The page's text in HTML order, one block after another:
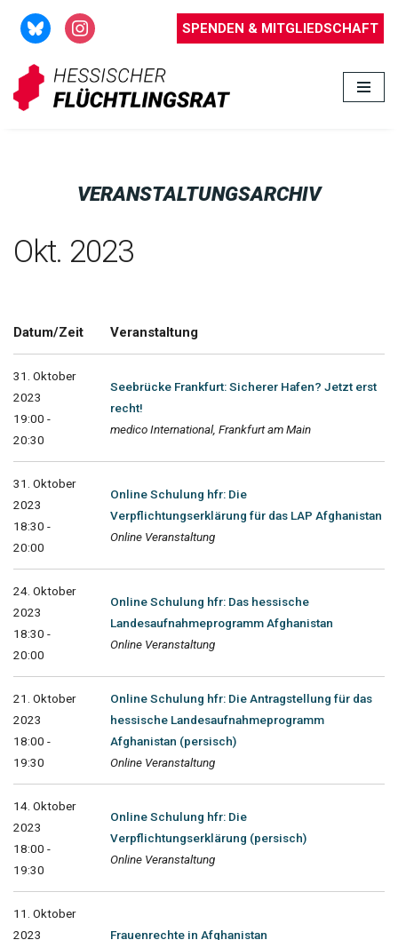
Zum
Inhalt
springen
SPENDEN & MITGLIEDSCHAFT
VERANSTALTUNGSARCHIV
Okt. 2023
Datum/Zeit Veranstaltung
31. Oktober
2023
19:00 -
20:30
Seebrücke Frankfurt: Sicherer Hafen? Jetzt erst
recht!
medico International, Frankfurt am Main
31. Oktober
2023
18:30 -
20:00
Online Schulung hfr: Die
Verpflichtungserklärung für das LAP Afghanistan
Online Veranstaltung
24. Oktober
2023
18:30 -
20:00
Online Schulung hfr: Das hessische
Landesaufnahmeprogramm Afghanistan
Online Veranstaltung
21. Oktober
2023
18:00 -
19:30
Online Schulung hfr: Die Antragstellung für das
hessische Landesaufnahmeprogramm
Afghanistan (persisch)
Online Veranstaltung
14. Oktober
2023
18:00 -
19:30
Online Schulung hfr: Die
Verpflichtungserklärung (persisch)
Online Veranstaltung
11. Oktober
2023
Frauenrechte in Afghanistan